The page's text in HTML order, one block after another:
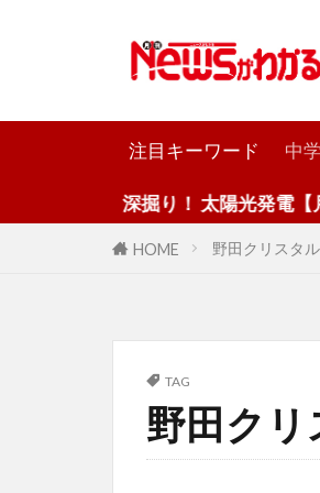
注目キーワード 中
深掘り！ 太陽光発電【月
HOME 野田クリスタル
TAG
野田クリ